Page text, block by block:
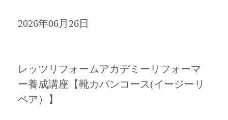
2026年06月26日
レッツリフォームアカデミーリフォーマ
ー養成講座【靴カバンコース(イージーリ
ペア）】